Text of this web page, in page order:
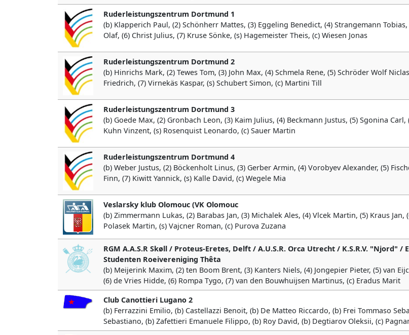
Ruderleistungszentrum Dortmund 1
(b) Klapperich Paul, (2) Schönherr Mattes, (3) Eggeling Benedict, (4) Strangemann
Olaf, (6) Christ Julius, (7) Kruse Sönke, (s) Hagemeister Theis, (c) Wiesen Jonas
Ruderleistungszentrum Dortmund 2
(b) Hinrichs Mark, (2) Tewes Tom, (3) John Max, (4) Schmela Rene, (5) Schröder Wolf
Friedrich, (7) Virnekäs Kaspar, (s) Schubert Simon, (c) Martini Till
Ruderleistungszentrum Dortmund 3
(b) Goede Max, (2) Gronbach Leon, (3) Kaim Julius, (4) Beckmann Justus, (5) Sgonina
Kuhn Vinzent, (s) Rosenquist Leonardo, (c) Sauer Martin
Ruderleistungszentrum Dortmund 4
(b) Weber Justus, (2) Böckenholt Linus, (3) Gerber Armin, (4) Vorobyev Alexander, (5)
Finn, (7) Kiwitt Yannick, (s) Kalle David, (c) Wegele Mia
Veslarsky klub Olomouc (VK Olomouc
(b) Zimmermann Lukas, (2) Barabas Jan, (3) Michalek Ales, (4) Vlcek Martin, (5) Kraus Jan,
Polasek Martin, (s) Vajcner Roman, (c) Purova Zuzana
RGM A.A.S.R Skøll / Proteus-Eretes, Delft / A.U.S.R. Orca Utrecht / K.S.R.V. "Njord" /
Studenten Roeivereniging Thêta
(b) Meijerink Maxim, (2) ten Boom Brent, (3) Kanters Niels, (4) Jongepier Pieter, (5) van
(6) de Vries Hidde, (6) Rompa Tygo, (7) van den Bouwhuijsen Martinus, (c) Eradus Marit
Club Canottieri Lugano 2
(b) Ferrazzini Emilio, (b) Castellazzi Benoit, (b) De Matteo Riccardo, (b) Frei Tommaso
Sebastiano, (b) Zafettieri Emanuele Filippo, (b) Roy David, (b) Degtiarov Oleksii, (c)